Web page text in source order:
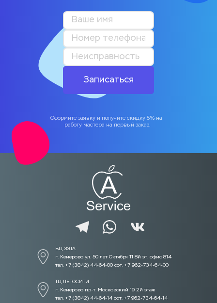
Оформите заявку и получите скидку 5% на
работу мастера на первый заказ.
Записаться
БЦ ЗЭТА
г. Кемерово ул. 50 лет Октября 11 8й эт. офис 814
тел. +7 (3842) 44-64-00 сот. +7 962-734-64-00
ТЦ ЛЕТОСИТИ
г. Кемерово пр-т. Московский 19 2й этаж
тел. +7 (3842) 44-64-14 сот. +7 962-734-64-14